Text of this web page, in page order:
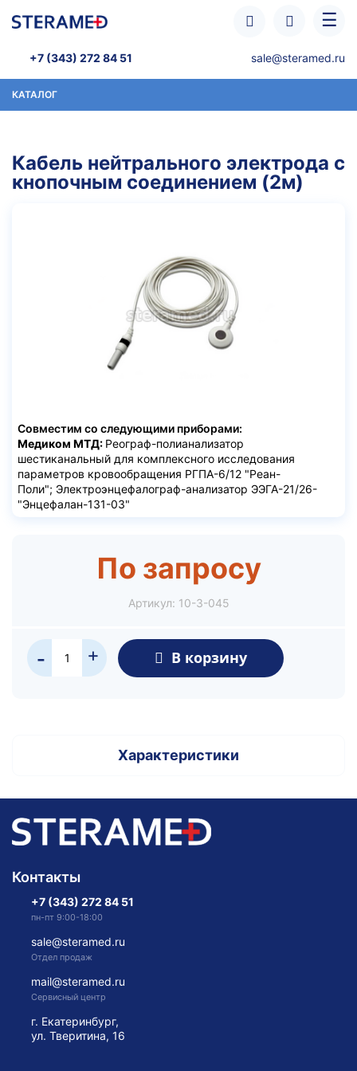
☰
+7 (343) 272 84 51 sale@steramed.ru
КАТАЛОГ
Кабель нейтрального электрода с
кнопочным соединением (2м)
Совместим со следующими приборами:
Медиком МТД: Реограф-полианализатор
шестиканальный для комплексного исследования
параметров кровообращения РГПА-6/12 "Реан-
Поли"; Электроэнцефалограф-анализатор ЭЭГА-21/26-
"Энцефалан-131-03"
По запросу
Артикул: 10-3-045
- + В корзину
Характеристики
Контакты
+7 (343) 272 84 51
пн-пт 9:00-18:00
sale@steramed.ru
Отдел продаж
mail@steramed.ru
Сервисный центр
г. Екатеринбург,
ул. Тверитина, 16